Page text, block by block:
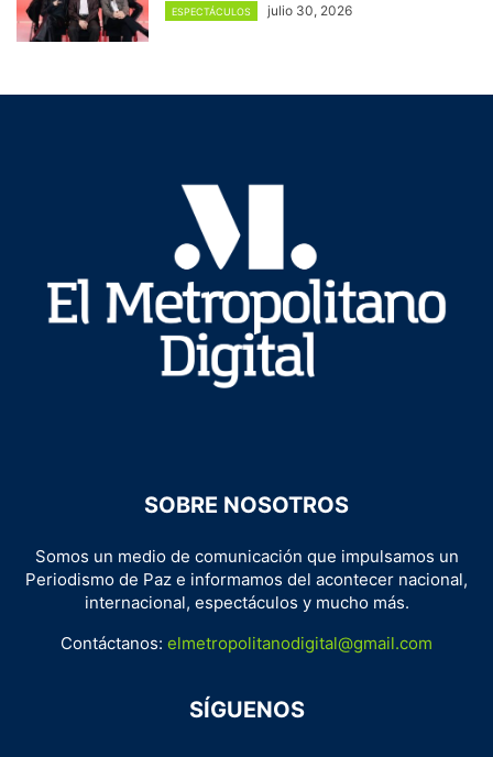
ESPECTÁCULOS julio 30, 2026
SOBRE NOSOTROS
Somos un medio de comunicación que impulsamos un
Periodismo de Paz e informamos del acontecer nacional,
internacional, espectáculos y mucho más.
Contáctanos: elmetropolitanodigital@gmail.com
SÍGUENOS